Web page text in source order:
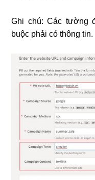
Ghi chú: Các tường
buộc phải có thông tin.